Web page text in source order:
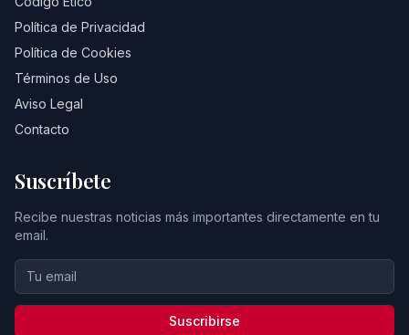
Política de Privacidad
Política de Cookies
Términos de Uso
Aviso Legal
Contacto
Suscríbete
Recibe nuestras noticias más importantes directamente en tu
email.
Suscribirse